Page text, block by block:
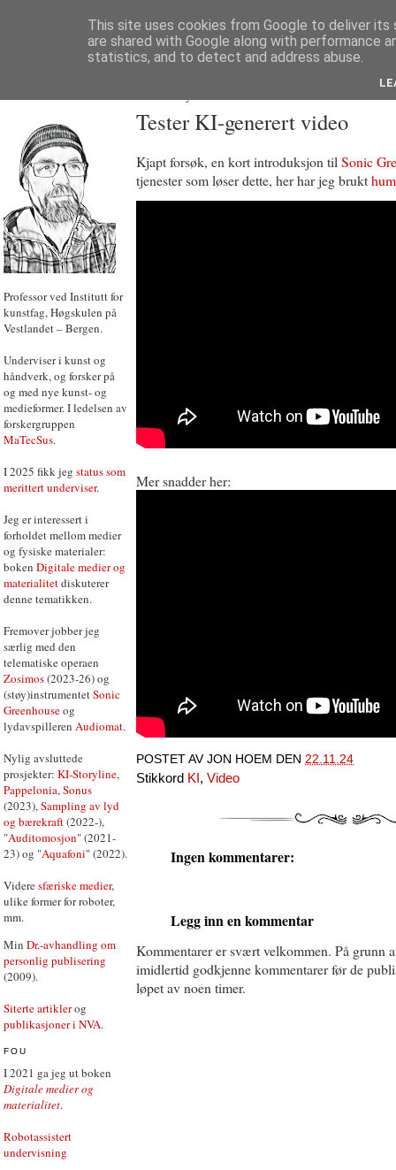
Professor ved Institutt for
kunstfag, Høgskulen på
Vestlandet – Bergen.
Underviser i kunst og
håndverk, og forsker på
og med nye kunst- og
medieformer. I ledelsen av
forskergruppen
MaTecSus.
I 2025 fikk jeg status som
merittert underviser.
Jeg er interessert i
forholdet mellom medier
og fysiske materialer:
boken Digitale medier og
materialitetdiskuterer
denne tematikken.
Fremover jobber jeg
særlig med den
telematiske operaen
Zosimos(2023-26) og
(støy)instrumentetSonic
Greenhouseog
lydavspilleren Audiomat.
Nylig avsluttede
prosjekter: KI-Storyline,
Pappelonia,Sonus
(2023),Sampling av lyd
og bærekraft(2022-),
"Auditomosjon" (2021-
23) og "Aquafoni" (2022).
Videresfæriske medier,
ulike former for roboter,
mm.
Min Dr.-avhandling om
personlig publisering
(2009).
Siterte artiklerog
publikasjoner i NVA.
FOU
I 2021 ga jeg ut boken
Digitale medier og
materialitet.
Robotassistert
undervisning
Tester KI-generert video
Kjapt forsøk, en kort introduksjon til Sonic
tjenester som løser dette, her har jeg brukt
Mer snadder her:
POSTET AV JON HOEM DEN 22.11.24
Stikkord KI , Video
Ingen kommentarer:
Legg inn en kommentar
Kommentarer er svært velkommen. På grunn
imidlertid godkjenne kommentarer før de
løpet av noen timer.
This site uses cookies from Google to deliver its
are shared with Google along with performance
statistics, and to detect and address abuse.